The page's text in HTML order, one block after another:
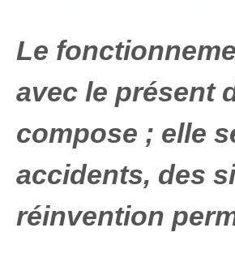
Le
avec le présent
compose ; elle
accidents, des
réinvention